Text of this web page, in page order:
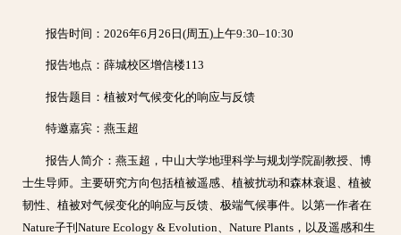
报告时间：2026年6月26日(周五)上午9:30–10:30
报告地点：薛城校区增信楼113
报告题目：植被对气候变化的响应与反馈
特邀嘉宾：燕玉超
报告人简介：燕玉超，中山大学地理科学与规划学院副教授、博
士生导师。主要研究方向包括植被遥感、植被扰动和森林衰退、植被
韧性、植被对气候变化的响应与反馈、极端气候事件。以第一作者在
Nature子刊Nature Ecology & Evolution、Nature Plants，以及遥感和生